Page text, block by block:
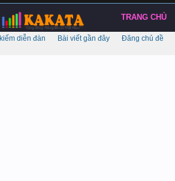
TRANG CHỦ
diễn đàn Bài viết gần đây Đăng chủ đề